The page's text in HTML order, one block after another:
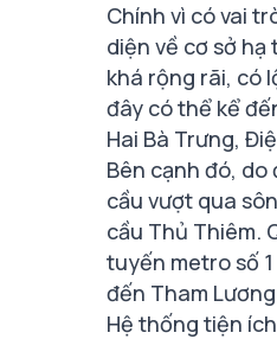
Chính vì có vai
diện về cơ sở
khá rộng rãi, có
đây có thể kể
Hai Bà Trưng,
Bên cạnh đó,
cầu vượt qua
cầu Thủ Thiêm.
tuyến metro số
đến Tham
Hệ thống tiện